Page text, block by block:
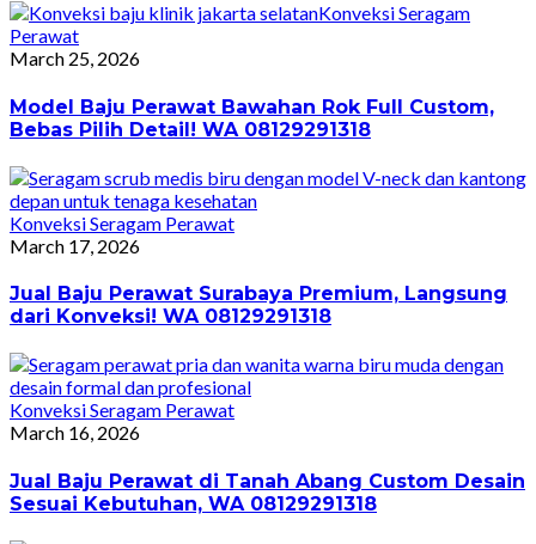
Konveksi Seragam
Perawat
March 25, 2026
Model Baju Perawat Bawahan Rok Full Custom,
Bebas Pilih Detail! WA 08129291318
Konveksi Seragam Perawat
March 17, 2026
Jual Baju Perawat Surabaya Premium, Langsung
dari Konveksi! WA 08129291318
Konveksi Seragam Perawat
March 16, 2026
Jual Baju Perawat di Tanah Abang Custom Desain
Sesuai Kebutuhan, WA 08129291318